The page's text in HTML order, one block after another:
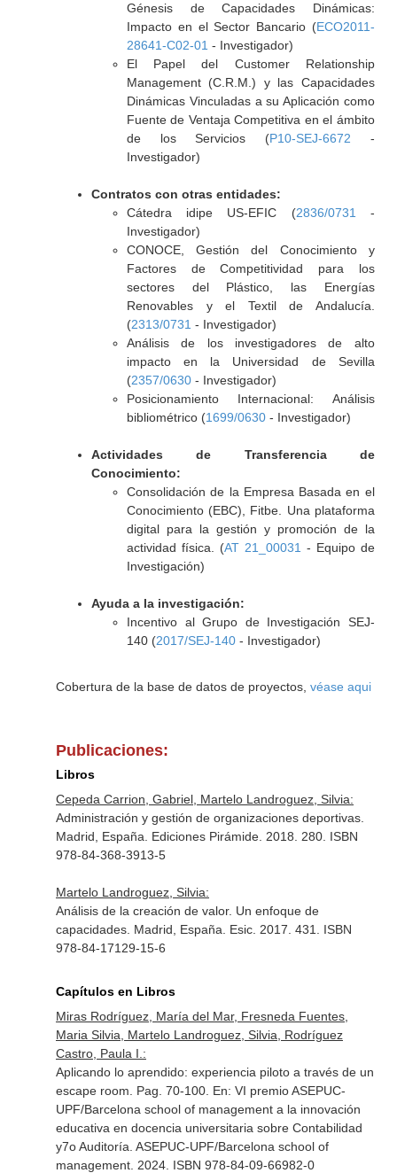
Génesis de Capacidades Dinámicas:
Impacto en el Sector Bancario (ECO2011-
28641-C02-01 - Investigador)
El Papel del Customer Relationship
Management (C.R.M.) y las Capacidades
Dinámicas Vinculadas a su Aplicación como
Fuente de Ventaja Competitiva en el ámbito
de los Servicios (P10-SEJ-6672 -
Investigador)
Contratos con otras entidades:
Cátedra idipe US-EFIC (2836/0731
-
Investigador)
CONOCE, Gestión del Conocimiento y
Factores de Competitividad para los
sectores del Plástico, las Energías
Renovables y el Textil de Andalucía.
(2313/0731 - Investigador)
Análisis de los investigadores de alto
impacto en la Universidad de Sevilla
(2357/0630- Investigador)
Posicionamiento Internacional: Análisis
bibliométrico (1699/0630- Investigador)
Actividades de Transferencia de
Conocimiento:
Consolidación de la Empresa Basada en el
Conocimiento (EBC), Fitbe. Una plataforma
digital para la gestión y promoción de la
actividad física. (AT 21_00031 - Equipo de
Investigación)
Ayuda a la investigación:
Incentivo al Grupo de Investigación SEJ-
140 (2017/SEJ-140- Investigador)
Cobertura de la base de datos de proyectos, véase aqui
Publicaciones:
Libros
Cepeda Carrion, Gabriel, Martelo Landroguez, Silvia:
Administración y gestión de organizaciones deportivas.
Madrid, España. Ediciones Pirámide. 2018. 280. ISBN
978-84-368-3913-5
Martelo Landroguez, Silvia:
Análisis de la creación de valor. Un enfoque de
capacidades. Madrid, España. Esic. 2017. 431. ISBN
978-84-17129-15-6
Capítulos en Libros
Miras Rodríguez, María del Mar, Fresneda Fuentes,
Maria Silvia, Martelo Landroguez, Silvia, Rodríguez
Castro, Paula I.:
Aplicando lo aprendido: experiencia piloto a través de un
escape room. Pag. 70-100. En: VI premio ASEPUC-
UPF/Barcelona school of management a la innovación
educativa en docencia universitaria sobre Contabilidad
y7o Auditoría . ASEPUC-UPF/Barcelona school of
management. 2024. ISBN 978-84-09-66982-0